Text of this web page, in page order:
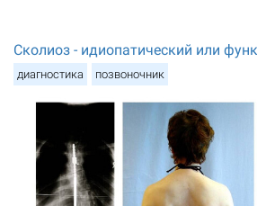
Сколиоз - идиопатический или
диагностика позвоночник